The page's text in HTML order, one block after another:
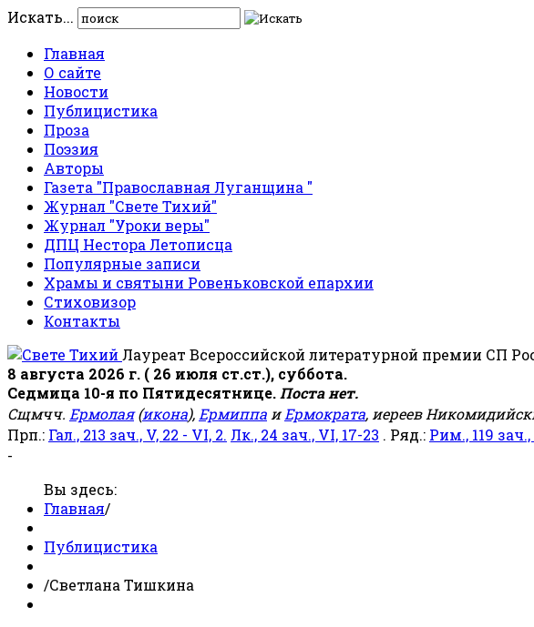
Искать...
Главная
О сайте
Новости
Публицистика
Проза
Поэзия
Авторы
Газета "Православная Луганщина "
Журнал "Свете Тихий"
Журнал "Уроки веры"
ДПЦ Нестора Летописца
Популярные записи
Храмы и святыни Ровеньковской епархии
Стиховизор
Контакты
Лауреат Всероссийской литературной премии СП
8 августа 2026 г. ( 26 июля ст.ст.), суббота.
Седмица 10-я по Пятидесятнице. Поста нет.
Сщмчч. Ермолая(икона), Ермиппа иЕрмократа, иереев
Прп.: Гал., 213 зач., V, 22 - VI, 2. Лк., 24 зач., VI, 17-23 . Ряд.: Рим., 119 зач.,
-
Вы здесь:
Главная/
Публицистика
/Светлана Тишкина